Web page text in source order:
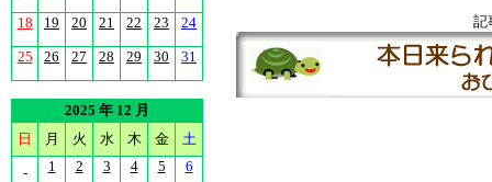
18 19 20 21 22 23 24
25 26 27 28 29 30 31
2025 年 12 月
日
月 火 水 木 金 土
- 1 2 3 4 5 6
記